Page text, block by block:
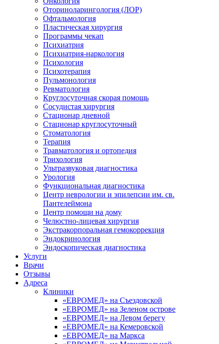
Оториноларингология (ЛОР)
Офтальмология
Пластическая хирургия
Программы чекап
Психиатрия
Психиатрия-наркология
Психология
Психотерапия
Пульмонология
Ревматология
Круглосуточная скорая помощь
Сосудистая хирургия
Стационар дневной
Стационар круглосуточный
Стоматология
Терапия
Травматология и ортопедия
Трихология
Ультразвуковая диагностика
Урология
Функциональная диагностика
Центр неврологии и эпилепсии им. св.
Пантелеймона
Центр помощи на дому
Челюстно-лицевая хирургия
Экстракорпоральная гемокоррекция
Эндокринология
Эндоскопическая диагностика
Услуги
Врачи
Отзывы
Адреса
Клиники
«ЕВРОМЕД» на Съездовской
«ЕВРОМЕД» на Зеленом острове
«ЕВРОМЕД» на Левом берегу
«ЕВРОМЕД» на Кемеровской
«ЕВРОМЕД» на Маркса